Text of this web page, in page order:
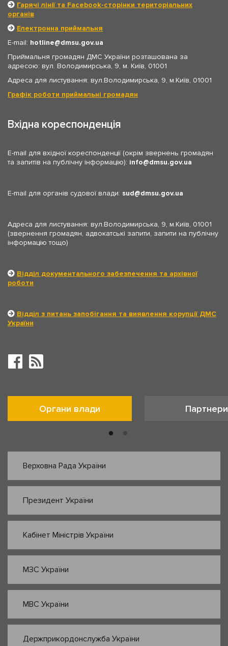
Гарячі лінії та Facebook-сторінки територіальних
органів
Електронна приймальня
E-mail: hotline
dmsu.gov.ua
Приймальня громадян ДМС України розташована за
адресою: вул. Володимирська, 9, м. Київ, 01001
Адреса для листування: вул.Володимирська, 9, м.Київ, 01001
Графік роботи приймальні громадян
Вхідна кореспонденція
E-mail для вхідної кореспонденції (окрім звернень громадян
та запитів на публічну інформацію): info dmsu.gov.ua
E-mail для органів судової влади: sud dmsu.gov.ua
Адреса для листування: вул.Володимирська, 9, м.Київ, 01001
(звернення громадян, адвокатські запити, запити на публічну
інформацію тощо)
Відділ документального забезпечення та архівної
роботи
Відділ з питань запобігання та виявлення корупції ДМС
України
Органи влади Партнери
Верховна Рада України
Президент України
Кабінет Міністрів України
МЗС України
МВС України
Держприкордонслужба України